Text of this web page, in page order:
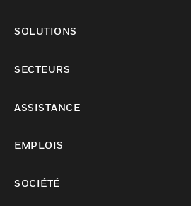
SOLUTIONS
SECTEURS
ASSISTANCE
EMPLOIS
SOCIÉTÉ